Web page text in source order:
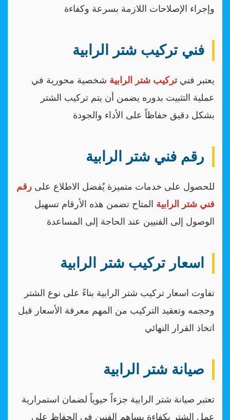
وإجراء الإصلاحات اللازمة بسرعة وكفاءة
فني تركيب شتر الرابية
يعتبر فنيتركيب شتر الرابية شخصية محورية في
عملية التثبيت بدوره يضمن أن يتم تركيب الشتر
بشكل دقيق حفاظاً على الأداء والجودة
رقم فني شتر الرابية
للحصول على خدمات متميزة يُفضل الاطلاع على رقم
فني شتر الرابية المتاح تضمن هذه الأرقام تسهيل
الوصول إلى الفنيين عند الحاجة إلى المساعدة
اسعار تركيب شتر الرابية
تفاوت اسعار تركيب شتر الرابية بناءً على نوع الشتر
وحجمه وتعقيد التركيب من المهم معرفة الأسعار قبل
اتخاذ القرار النهائي
صيانة شتر الرابية
تعتبر صيانة شتر الرابية جزءاً حيوياً لضمان استمرارية
عمل الشتر بكفاءة يساهم الفنين في الحفاظ على